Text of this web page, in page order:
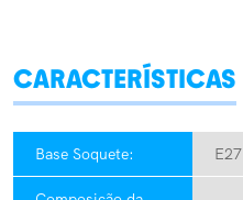
CARACTERÍSTICAS
Base Soquete: E27